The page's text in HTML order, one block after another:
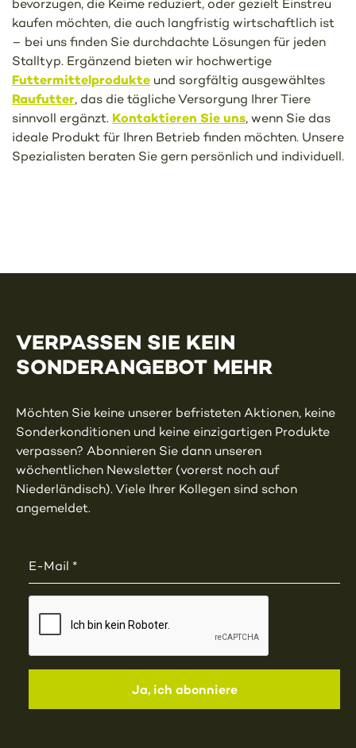
bevorzugen, die Keime reduziert, oder gezielt Einstreu
kaufen möchten, die auch langfristig wirtschaftlich ist
– bei uns finden Sie durchdachte Lösungen für jeden
Stalltyp. Ergänzend bieten wir hochwertige
Futtermittelprodukte und sorgfältig ausgewähltes
Raufutter, das die tägliche Versorgung Ihrer Tiere
sinnvoll ergänzt. Kontaktieren Sie uns, wenn Sie das
ideale Produkt für Ihren Betrieb finden möchten. Unsere
Spezialisten beraten Sie gern persönlich und individuell.
VERPASSEN SIE KEIN
SONDERANGEBOT MEHR
Möchten Sie keine unserer befristeten Aktionen, keine
Sonderkonditionen und keine einzigartigen Produkte
verpassen? Abonnieren Sie dann unseren
wöchentlichen Newsletter (vorerst noch auf
Niederländisch). Viele Ihrer Kollegen sind schon
angemeldet.